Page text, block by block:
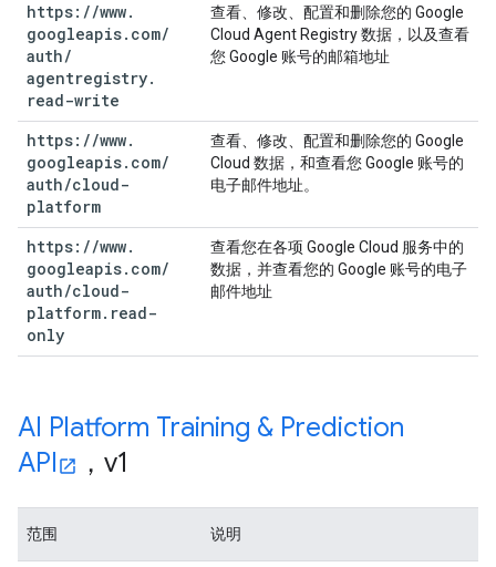
https: //www.
googleapis. com/
auth/
agentregistry.
read-write
查看、修改、配置和删除您的 Google
Cloud Agent Registry 数据，以及查看
您 Google 账号的邮箱地址
https: //www.
googleapis. com/
auth/cloud-
platform
查看、修改、配置和删除您的 Google
Cloud 数据，和查看您 Google 账号的
电子邮件地址。
https: //www.
googleapis. com/
auth/cloud-
platform. read-
only
查看您在各项 Google Cloud 服务中的
数据，并查看您的 Google 账号的电子
邮件地址
AI Platform Training & Prediction
API
，v1
范围 说明